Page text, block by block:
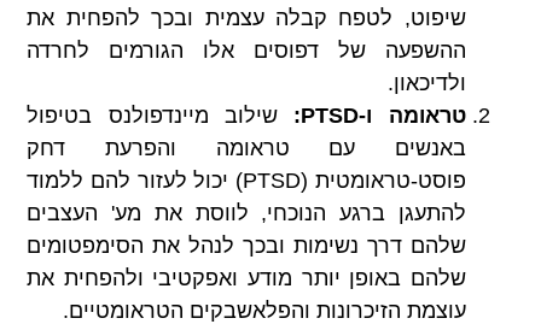
שיפוט, לטפח קבלה עצמית ובכך להפחית את
ההשפעה של דפוסים אלו הגורמים לחרדה
ולדיכאון.
טראומה ו-PTSD:
שילוב מיינדפולנס בטיפול
באנשים עם טראומה והפרעת דחק
פוסט-טראומטית (PTSD) יכול לעזור להם ללמוד
להתעגן ברגע הנוכחי, לווסת את מע' העצבים
שלהם דרך נשימות ובכך לנהל את הסימפטומים
שלהם באופן יותר מודע ואפקטיבי ולהפחית את
עוצמת הזיכרונות והפלאשבקים הטראומטיים.